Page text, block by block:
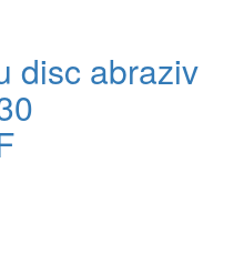
disc abraziv